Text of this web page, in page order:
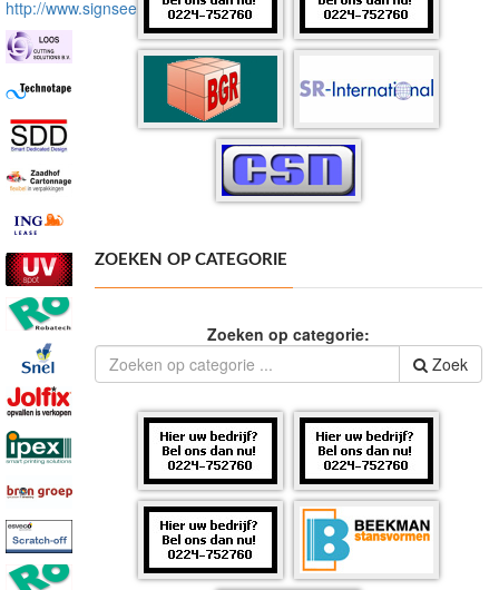
ZOEKEN OP CATEGORIE
Zoeken op categorie:
Zoek